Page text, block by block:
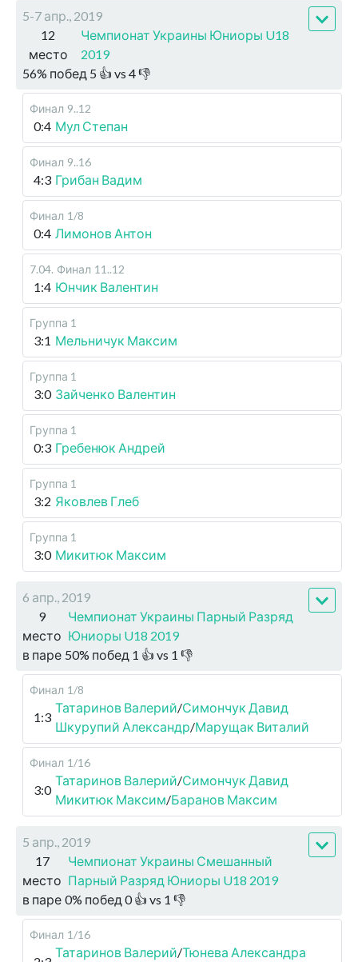
5-7 апр., 2019
12
место
Чемпионат Украины Юниоры U18
2019
56% побед 5 👍 vs 4👎
Финал 9..12
0:4 Мул Степан
Финал 9..16
4:3 Грибан Вадим
Финал 1/8
0:4 Лимонов Антон
7.04. Финал 11..12
1:4 Юнчик Валентин
Группа 1
3:1 Мельничук Максим
Группа 1
3:0 Зайченко Валентин
Группа 1
0:3 Гребенюк Андрей
Группа 1
3:2 Яковлев Глеб
Группа 1
3:0 Микитюк Максим
6 апр., 2019
9
место
Чемпионат Украины Парный Разряд
Юниоры U18 2019
в паре 50% побед 1 👍 vs 1 👎
Финал 1/8
1:3
Татаринов Валерий/Симончук Давид
Шкурупий Александр/Марущак Виталий
Финал 1/16
3:0
Татаринов Валерий/Симончук Давид
Микитюк Максим/Баранов Максим
5 апр., 2019
17
место
Чемпионат Украины Смешанный
Парный Разряд Юниоры U18 2019
в паре 0% побед 0👍 vs 1 👎
Финал 1/16
Татаринов Валерий/Тюнева Александра